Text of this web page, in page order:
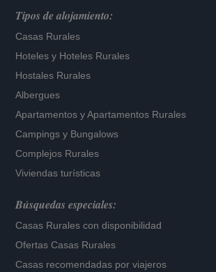
Tipos de alojamiento:
Casas Rurales
Hoteles y Hoteles Rurales
Hostales Rurales
Albergues
Apartamentos yApartamentos Rurales
Campings y Bungalows
Complejos Rurales
Viviendas turísticas
Búsquedas especiales:
Casas Rurales con disponibilidad
Ofertas Casas Rurales
Casas recomendadas por viajeros